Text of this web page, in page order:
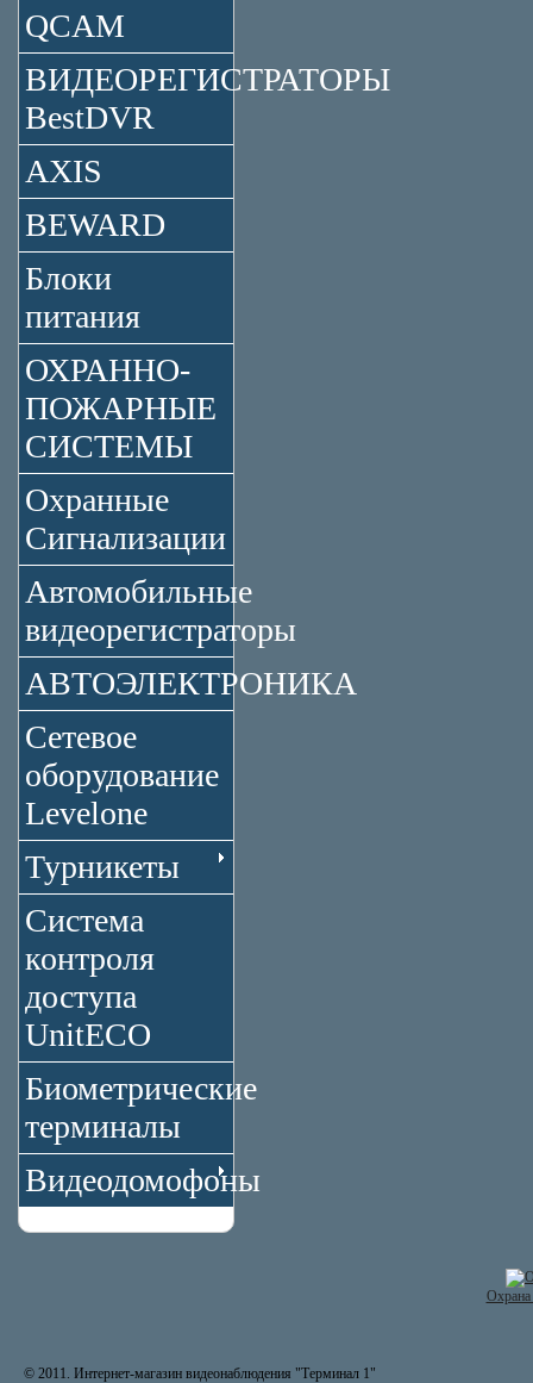
QCAM
ВИДЕОРЕГИСТРАТОРЫ
BestDVR
AXIS
BEWARD
Блоки
питания
ОХРАННО-
ПОЖАРНЫЕ
СИСТЕМЫ
Охранные
Сигнализации
Автомобильные
видеорегистраторы
АВТОЭЛЕКТРОНИКА
Сетевое
оборудование
Levelone
Турникеты
Система
контроля
доступа
UnitECO
Биометрические
терминалы
Видеодомофоны
© 2011. Интернет-магазин видеонаблюдения "Терминал 1"